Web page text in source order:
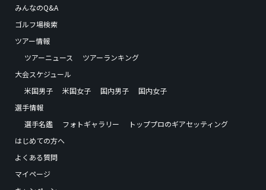
みんなのQ&A
ゴルフ場検索
ツアー情報
ツアーニュース
ツアーランキング
大会スケジュール
米国男子
米国女子 国内男子
国内女子
選手情報
選手名鑑
フォトギャラリー
トッププロのギアセッティング
はじめての方へ
よくある質問
マイページ